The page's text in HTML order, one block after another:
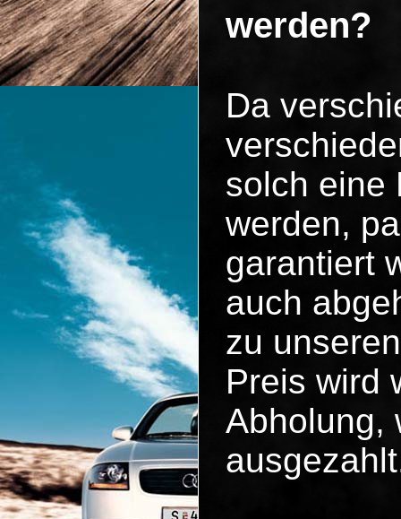
werden?
Da
solch eine
werden,
garantiert
auch
zu
Preis wird
Abholung,